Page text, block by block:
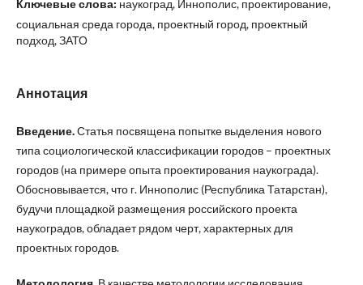
Ключевые слова: наукоград, Иннополис, проектирование,
социальная среда города, проектный город, проектный
подход, ЗАТО
Аннотация
Введение.Статья посвящена попытке выделения нового
типа социологической классификации городов – проектных
городов (на примере опыта проектирования наукограда).
Обосновывается, что г. Иннополис (Республика Татарстан),
будучи площадкой размещения российского проекта
наукоградов, обладает рядом черт, характерных для
проектных городов.